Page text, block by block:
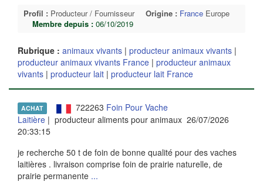
Profil : Producteur / Fournisseur Origine : France Europe
Membre depuis : 06/10/2019
Rubrique : animaux vivants | producteur animaux vivants |
producteur animaux vivants France | producteur animaux
vivants | producteur lait | producteur lait France
ACHAT 722263 Foin Pour Vache
Laitière | producteur aliments pour animaux 26/07/2026
20:33:15
je recherche 50 t de foin de bonne qualité pour des vaches
laitières . livraison comprise foin de prairie naturelle, de
prairie permanente ...